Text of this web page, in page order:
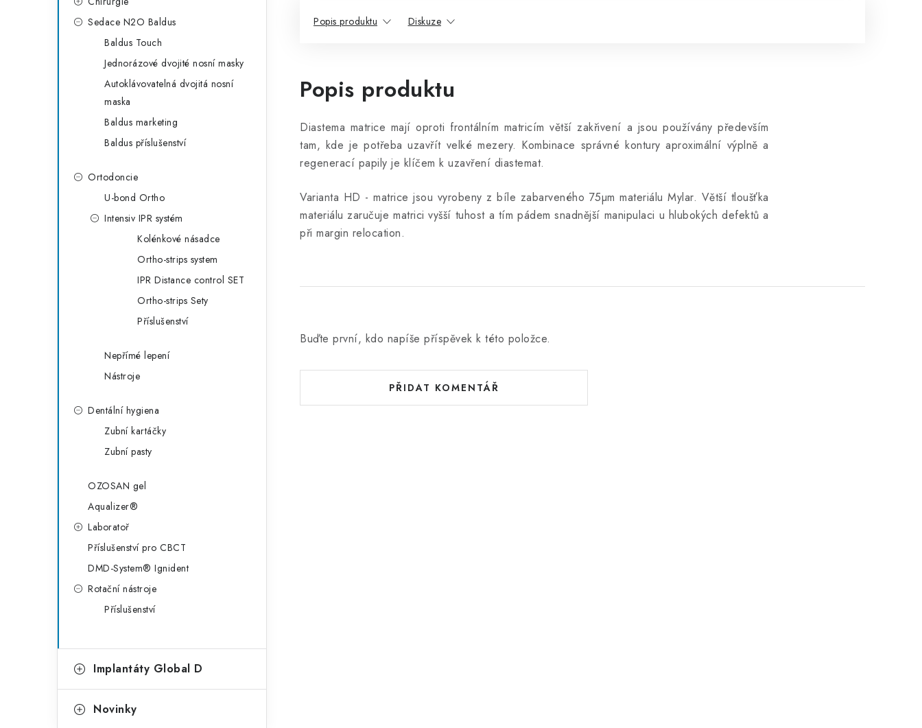
Sedace N2O Baldus
Baldus Touch
Jednorázové dvojité nosní masky
Autoklávovatelná dvojitá nosní
maska
Baldus marketing
Baldus příslušenství
Ortodoncie
U-bond Ortho
Intensiv IPR systém
Kolénkové násadce
Ortho-strips system
IPR Distance control SET
Ortho-strips Sety
Příslušenství
Nepřímé lepení
Nástroje
Dentální hygiena
Zubní kartáčky
Zubní pasty
OZOSAN gel
Aqualizer®
Laboratoř
Příslušenství pro CBCT
DMD-System® Ignident
Rotační nástroje
Příslušenství
Implantáty Global D
Novinky
Popis produktu Diskuze
Popis produktu
Diastema matrice mají oproti frontálním matricím větší zakřivení a jsou používány především
tam, kde je potřeba uzavřít velké mezery. Kombinace správné kontury aproximální výplně a
regenerací papily je klíčem k uzavření diastemat.
Varianta HD - matrice jsou vyrobeny z bíle zabarveného 75µm materiálu Mylar. Větší tloušťka
materiálu zaručuje matrici vyšší tuhost a tím pádem snadnější manipulaci u hlubokých defektů a
při margin relocation.
Buďte první, kdo napíše příspěvek k této položce.
PŘIDAT KOMENTÁŘ